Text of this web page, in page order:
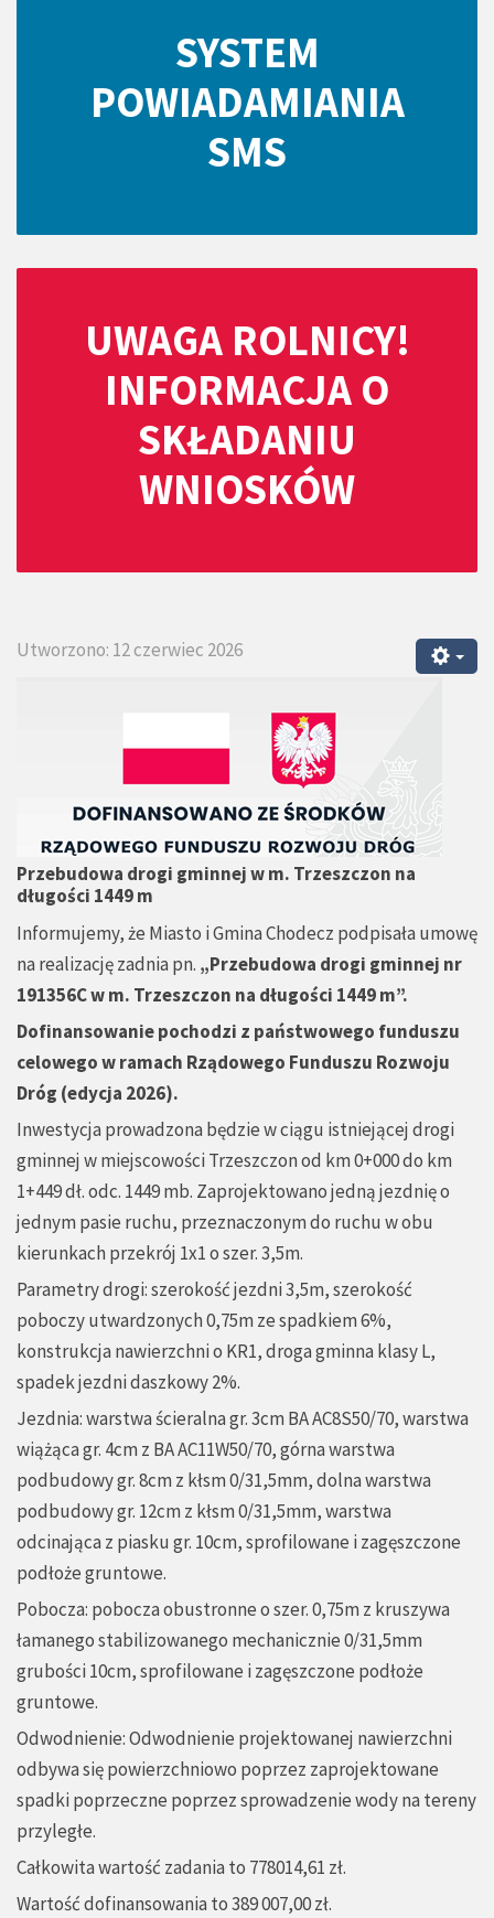
SYSTEM
POWIADAMIANIA
SMS
UWAGA ROLNICY!
INFORMACJA O
SKŁADANIU
WNIOSKÓW
Utworzono: 12 czerwiec 2026
Przebudowa drogi gminnej w m. Trzeszczon na
długości 1449 m
Informujemy, że Miasto i Gmina Chodecz podpisała umowę
na realizację zadnia pn. „Przebudowa drogi gminnej nr
191356C w m. Trzeszczon na długości 1449 m”.
Dofinansowanie pochodzi z państwowego funduszu
celowego w ramach Rządowego Funduszu Rozwoju
Dróg (edycja 2026).
Inwestycja prowadzona będzie w ciągu istniejącej drogi
gminnej w miejscowości Trzeszczon od km 0+000 do km
1+449 dł. odc. 1449 mb. Zaprojektowano jedną jezdnię o
jednym pasie ruchu, przeznaczonym do ruchu w obu
kierunkach przekrój 1x1 o szer. 3,5m.
Parametry drogi: szerokość jezdni 3,5m, szerokość
poboczy utwardzonych 0,75m ze spadkiem 6%,
konstrukcja nawierzchni o KR1, droga gminna klasy L,
spadek jezdni daszkowy 2%.
Jezdnia: warstwa ścieralna gr. 3cm BA AC8S50/70, warstwa
wiążąca gr. 4cm z BA AC11W50/70, górna warstwa
podbudowy gr. 8cm z kłsm 0/31,5mm, dolna warstwa
podbudowy gr. 12cm z kłsm 0/31,5mm, warstwa
odcinająca z piasku gr. 10cm, sprofilowane i zagęszczone
podłoże gruntowe.
Pobocza: pobocza obustronne o szer. 0,75m z kruszywa
łamanego stabilizowanego mechanicznie 0/31,5mm
grubości 10cm, sprofilowane i zagęszczone podłoże
gruntowe.
Odwodnienie: Odwodnienie projektowanej nawierzchni
odbywa się powierzchniowo poprzez zaprojektowane
spadki poprzeczne poprzez sprowadzenie wody na tereny
przyległe.
Całkowita wartość zadania to 778014,61 zł.
Wartość dofinansowania to 389 007,00 zł.